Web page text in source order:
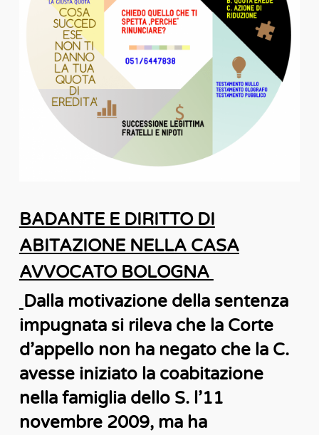
BADANTE E DIRITTO DI
ABITAZIONE NELLA CASA
AVVOCATO BOLOGNA
Dalla motivazione della sentenza
impugnata si rileva che la Corte
d’appello non ha negato che la C.
avesse iniziato la coabitazione
nella famiglia dello S. l’11
novembre 2009, ma ha